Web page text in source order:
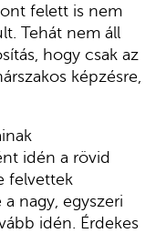
felett is nem
Tehát nem áll
hogy csak az
képzésre,
idén a rövid
felvettek
nagy, egyszeri
idén. Érdekes